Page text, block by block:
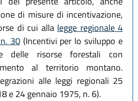
di misure di incentivazione,
di cui alla legge regionale 4
30(Incentivi per lo sviluppo e
delle risorse forestali con
al territorio montano.
alle leggi regionali 25
e 24 gennaio 1975, n. 6).